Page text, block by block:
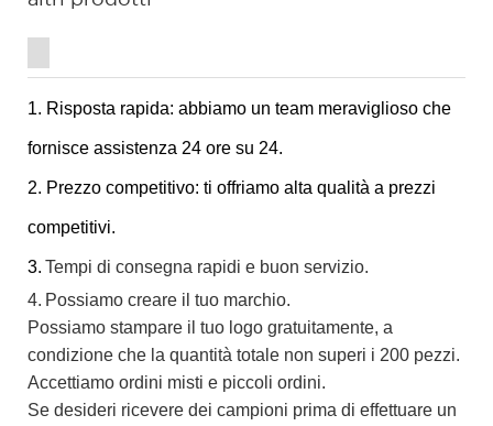
1. Risposta rapida: abbiamo un team meraviglioso che
fornisce assistenza 24 ore su 24.
2. Prezzo competitivo: ti offriamo alta qualità a prezzi
competitivi.
3. Tempi di consegna rapidi e buon servizio.
4. Possiamo creare il tuo marchio.
Possiamo stampare il tuo logo gratuitamente, a
condizione che la quantità totale non superi i 200 pezzi.
Accettiamo ordini misti e piccoli ordini.
Se desideri ricevere dei campioni prima di effettuare un